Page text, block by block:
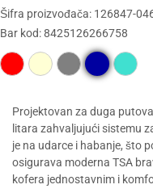
Šifra proizvođača: 126847-
Bar kod: 8425126266758
Projektovan za duga
litara zahvaljujući sistemu
je na udarce i habanje, što
osigurava moderna TSA
kofera jednostavnim i